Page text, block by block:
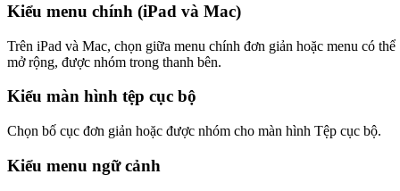
Kiểu menu chính (iPad và Mac)
Trên iPad và Mac, chọn giữa menu chính đơn giản hoặc menu có thể
mở rộng, được nhóm trong thanh bên.
Kiểu màn hình tệp cục bộ
Chọn bố cục đơn giản hoặc được nhóm cho màn hình Tệp cục bộ.
Kiểu menu ngữ cảnh